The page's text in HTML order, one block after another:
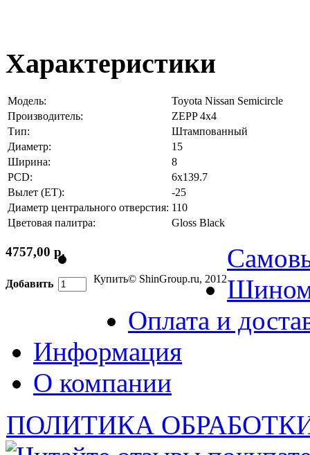
Характеристики
Модель:
Toyota Nissan Semicircle
Производитель:
ZEPP 4x4
Тип:
Штампованный
Диаметр:
15
Ширина:
8
PCD:
6x139.7
Вылет (ET):
-25
Диаметр центрального отверстия: 110
Цветовая палитра:
Gloss Black
4757,00 р.
Добавить Купить© ShinGroup.ru, 2012
Оплата и
Информация
О компании
ПОЛИТИКА